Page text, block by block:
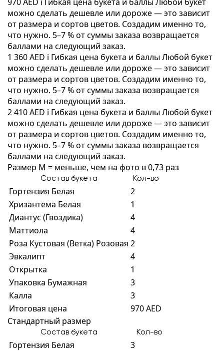
можно сделать дешевле или дороже — это зависит
от размера и сортов цветов. Создадим именно то,
что нужно. 5–7 % от суммы заказа возвращается
баллами на следующий заказ.
1 360 AED i Гибкая цена букета и баллыЛюбой букет
можно сделать дешевле или дороже — это зависит
от размера и сортов цветов. Создадим именно то,
что нужно. 5–7 % от суммы заказа возвращается
баллами на следующий заказ.
2 410 AED i Гибкая цена букета и баллыЛюбой букет
можно сделать дешевле или дороже — это зависит
от размера и сортов цветов. Создадим именно то,
что нужно. 5–7 % от суммы заказа возвращается
баллами на следующий заказ.
Размер M = меньше, чем на фото в 0,73 раз
Состав букета Кол-во
Гортензия Белая
2
Хризантема Белая
1
Диантус (Гвоздика)
4
Маттиола
4
Роза Кустовая (Ветка) Розовая 2
Эвкалипт
4
Открытка
1
Упаковка Бумажная
3
Калла
3
Итоговая цена
970 AED
Стандартный размер
Состав букета Кол-во
Гортензия Белая
3